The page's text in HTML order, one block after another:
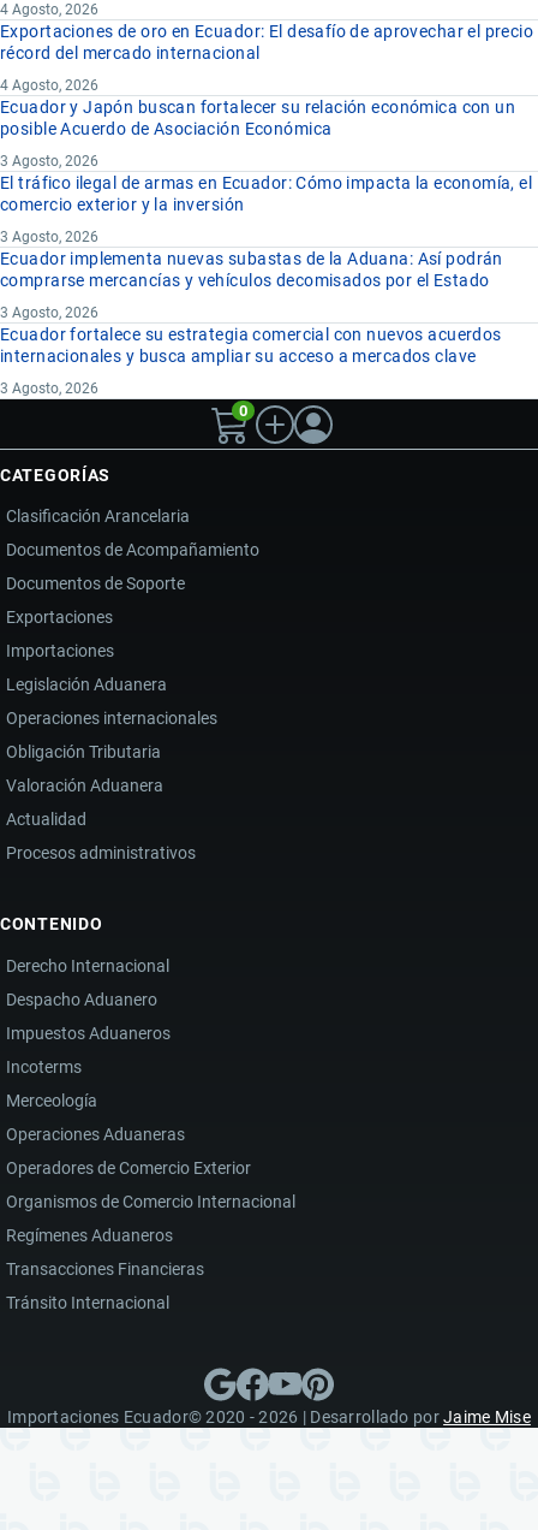
4 Agosto, 2026
Exportaciones de oro en Ecuador: El desafío de aprovechar el precio
récord del mercado internacional
4 Agosto, 2026
Ecuador y Japón buscan fortalecer su relación económica con un
posible Acuerdo de Asociación Económica
3 Agosto, 2026
El tráfico ilegal de armas en Ecuador: Cómo impacta la economía, el
comercio exterior y la inversión
3 Agosto, 2026
Ecuador implementa nuevas subastas de la Aduana: Así podrán
comprarse mercancías y vehículos decomisados por el Estado
3 Agosto, 2026
Ecuador fortalece su estrategia comercial con nuevos acuerdos
internacionales y busca ampliar su acceso a mercados clave
3 Agosto, 2026
0
CATEGORÍAS
Clasificación Arancelaria
Documentos de Acompañamiento
Documentos de Soporte
Exportaciones
Importaciones
Legislación Aduanera
Operaciones internacionales
Obligación Tributaria
Valoración Aduanera
Actualidad
Procesos administrativos
CONTENIDO
Derecho Internacional
Despacho Aduanero
Impuestos Aduaneros
Incoterms
Merceología
Operaciones Aduaneras
Operadores de Comercio Exterior
Organismos de Comercio Internacional
Regímenes Aduaneros
Transacciones Financieras
Tránsito Internacional
Importaciones Ecuador© 2020 - 2026 | Desarrollado porJaime Mise